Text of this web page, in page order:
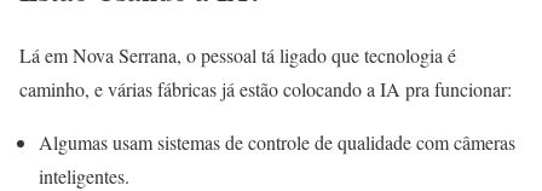
Lá em Nova Serrana, o pessoal tá ligado que tecnologia é
caminho, e várias fábricas já estão colocando a IA pra funcionar:
Algumas usam sistemas de controle de qualidade com câmeras
inteligentes.